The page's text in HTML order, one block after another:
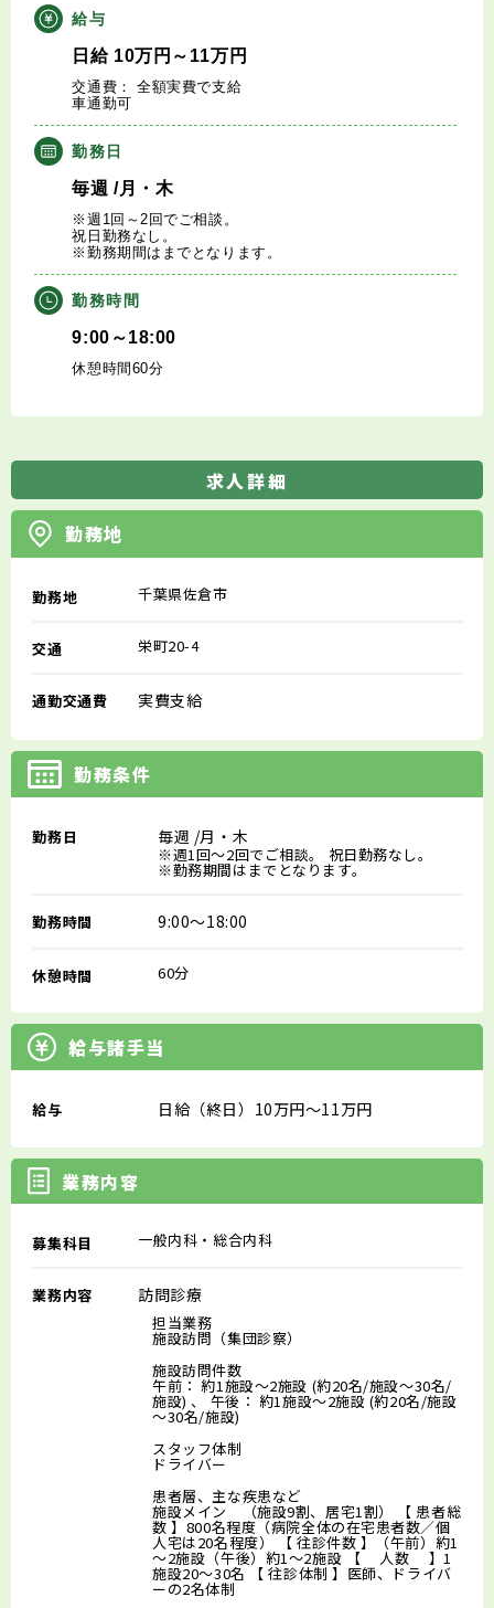
データで見る医師の平均年収
医師に役立つ取材記事
大学医局紹介
給与
日給10万円 ～11万円
交通費： 全額実費で支給
車通勤可
勤務日
毎週 /月・木
※週1回～2回でご相談。
祝日勤務なし。
※勤務期間はまでとなります。
勤務時間
9:00～18:00
休憩時間60分
求人詳細
勤務地
勤務地 千葉県佐倉市
交通 栄町20-4
通勤交通費 実費支給
勤務条件
勤務日 毎週 /月・木
※週1回～2回でご相談。 祝日勤務なし。
※勤務期間はまでとなります。
勤務時間 9:00～18:00
休憩時間 60分
給与諸手当
給与 日給（終日）10万円～11万円
業務内容
募集科目 一般内科・総合内科
業務内容 訪問診療
担当業務
施設訪問（集団診察）
施設訪問件数
午前： 約1施設～2施設 (約20名/施設～30名/
施設) 、 午後： 約1施設～2施設 (約20名/施設
～30名/施設)
スタッフ体制
ドライバー
患者層、主な疾患など
施設メイン （施設9割、居宅1割） 【 患者総
数 】800名程度（病院全体の在宅患者数／個
人宅は20名程度） 【 往診件数 】（午前）約1
～2施設（午後）約1～2施設 【 人数 】1
施設20～30名 【 往診体制 】医師、ドライバ
ーの2名体制